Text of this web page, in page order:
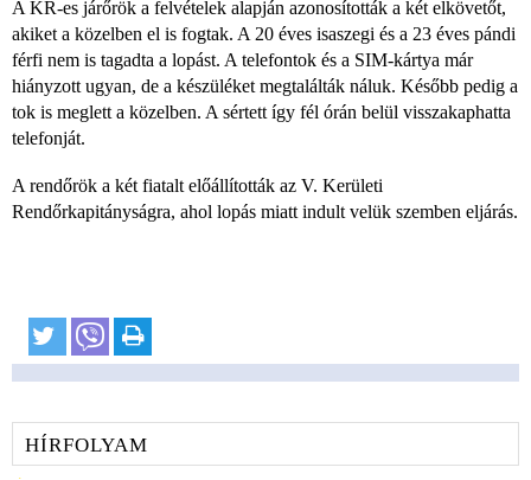
A KR-es járőrök a felvételek alapján azonosították a két elkövetőt,
akiket a közelben el is fogtak. A 20 éves isaszegi és a 23 éves pándi
férfi nem is tagadta a lopást. A telefontok és a SIM-kártya már
hiányzott ugyan, de a készüléket megtalálták náluk. Később pedig a
tok is meglett a közelben. A sértett így fél órán belül visszakaphatta
telefonját.
A rendőrök a két fiatalt előállították az V. Kerületi
Rendőrkapitányságra, ahol lopás miatt indult velük szemben eljárás.
HÍRFOLYAM